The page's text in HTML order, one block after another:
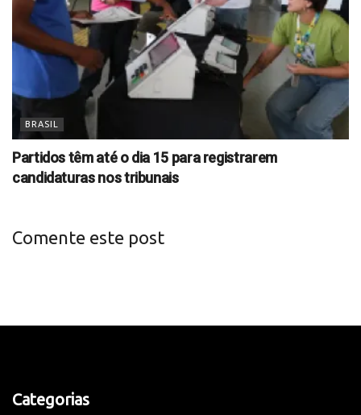
BRASIL
Partidos têm até o dia 15 para registrarem
candidaturas nos tribunais
Comente este post
Categorias